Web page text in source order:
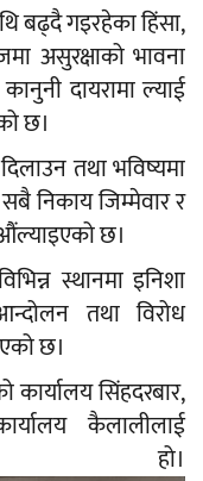
बढ्दै गइरहेका हिंसा,
असुरक्षाको भावना
दायरामा ल्याई
छ।
तथा भविष्यमा
निकाय जिम्मेवार र
छ।
स्थानमा इनिशा
तथा विरोध
छ।
कार्यालय सिंहदरबार,
कैलालीलाई
हो।